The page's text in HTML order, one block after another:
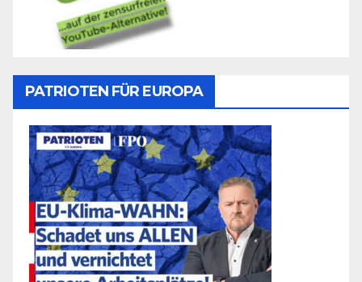
PATRIOTEN FÜR EUROPA